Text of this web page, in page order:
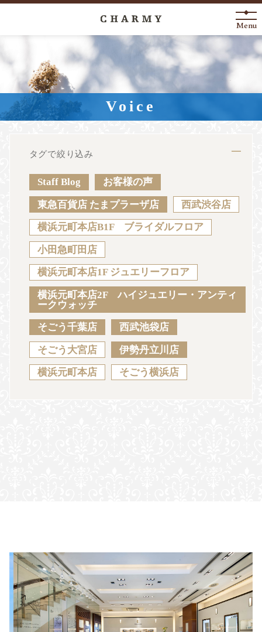
New Arrival
About
Engagement Ring
Anniversary
News Blog
Sustainability Voice Catalog
JA EN CH KO
Menu
Voice
タグで絞り込み
Staff Blog お客様の声
東急百貨店 たまプラーザ店 西武渋谷店
横浜元町本店B1F ブライダルフロア
小田急町田店
横浜元町本店1F ジュエリーフロア
横浜元町本店2F ハイジュエリー・アンティ
ークウォッチ
そごう千葉店 西武池袋店
そごう大宮店 伊勢丹立川店
横浜元町本店 そごう横浜店